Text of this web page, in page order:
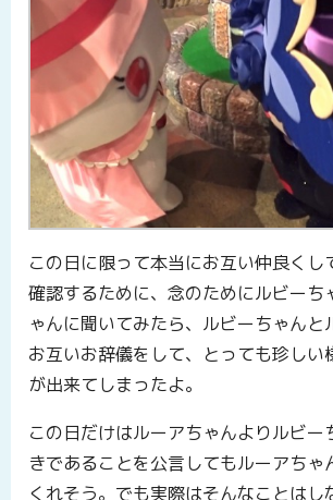
この日に限って本当にお互い仲良くし
確認するために、念のためにルビーち
ゃんに聞いてみたら、ルビーちゃんと
お互いお辞儀をして、とっても珍しい
が出来てしまったよ。
この日だけはルーアちゃんよりルビー
きであることを公言してもルーアちゃ
くれそう。でも実際はそんなことはし